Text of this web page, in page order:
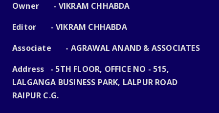
Owner - VIKRAM CHHABDA
Editor - VIKRAM CHHABDA
Associate - AGRAWAL ANAND & ASSOCIATES
Address - 5TH FLOOR, OFFICE NO - 515,
LALGANGA BUSINESS PARK, LALPUR ROAD
RAIPUR C.G.